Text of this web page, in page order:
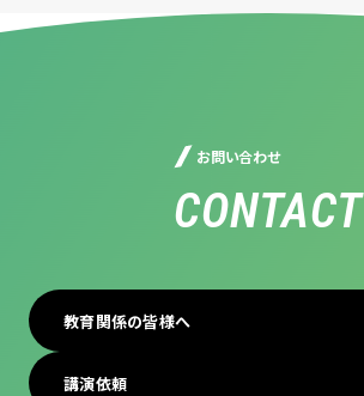
お問い合わせ
CONTACT
教育関係の皆様へ
講演依頼